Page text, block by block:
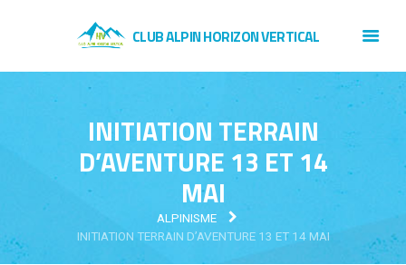
CLUB ALPIN HORIZON VERTICAL
INITIATION TERRAIN
D’AVENTURE 13 ET 14
MAI
ALPINISME
INITIATION TERRAIN D’AVENTURE 13 ET 14 MAI